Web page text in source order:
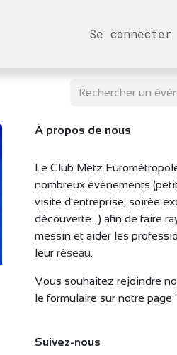
Se connecter
À propos de nous
Le Club Metz
nombreux événements
visite d'entreprise, soirée
découverte...) afin de faire
messin et aider les
leur réseau.
Vous souhaitez rejoindre
le formulaire sur notre page
Suivez-nous